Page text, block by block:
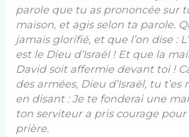
parole que tu as prononcée sur
maison, et agis selon ta parole.
jamais glorifié, et que l’on dise :
est le Dieu d’Israël ! Et que la
David soit affermie devant toi !
des armées, Dieu d’Israël, tu
en disant : Je te fonderai une
ton serviteur a pris courage pour
prière.